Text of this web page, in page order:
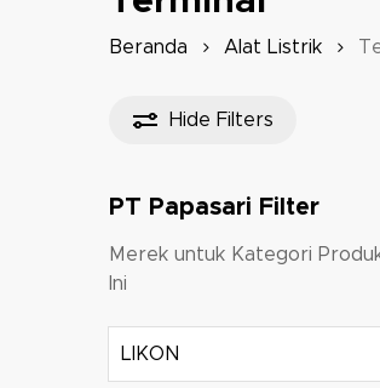
Beranda Alat Listrik
Hide Filters
PT Papasari Filter
Merek untuk Kategori
Ini
LIKON